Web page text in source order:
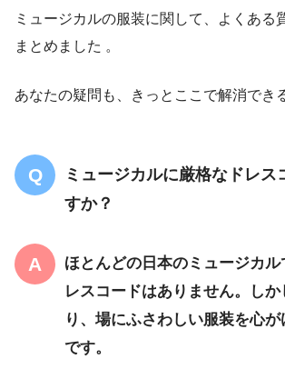
ミュージカルの服装に関して、よくある
まとめました 。
あなたの疑問も、きっとここで解消でき
ミュージカルに厳格なドレス
すか？
ほとんどの日本のミュージカ
レスコードはありません。し
り、場にふさわしい服装を心が
です。